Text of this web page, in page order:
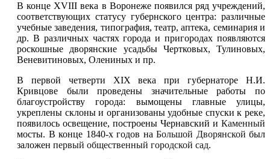
В конце XVIII века в Воронеже появился ряд учреждений,
соответствующих статусу губернского центра: различные
учебные заведения, типография, театр, аптека, семинария и
др. В различных частях города и пригородах появляются
роскошные дворянские усадьбы Чертковых, Тулиновых,
Веневитиновых, Олениных и пр.
В первой четверти XIX века при губернаторе Н.И.
Кривцове были проведены значительные работы по
благоустройству города: вымощены главные улицы,
укреплены склоны и организованы удобные спуски к реке,
появилось освещение, построены Чернавский и Каменный
мосты. В конце 1840-х годов на Большой Дворянской был
заложен первый общественный городской сад.